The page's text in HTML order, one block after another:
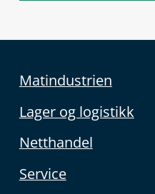
Matindustrien
Lager og logistikk
Netthandel
Service